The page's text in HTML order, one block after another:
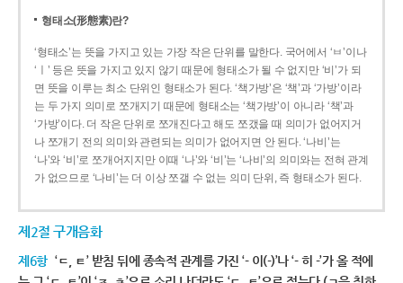
형태소(形態素)란?
‘형태소’는 뜻을 가지고 있는 가장 작은 단위를 말한다. 국어에서 ‘ㅂ’이나
‘ㅣ’ 등은 뜻을 가지고 있지 않기 때문에 형태소가 될 수 없지만 ‘비’가 되
면 뜻을 이루는 최소 단위인 형태소가 된다. ‘책가방’은 ‘책’과 ‘가방’이라
는 두 가지 의미로 쪼개지기 때문에 형태소는 ‘책가방’이 아니라 ‘책’과
‘가방’이다. 더 작은 단위로 쪼개진다고 해도 쪼갰을 때 의미가 없어지거
나 쪼개기 전의 의미와 관련되는 의미가 없어지면 안 된다. ‘나비’는
‘나’와 ‘비’로 쪼개어지지만 이때 ‘나’와 ‘비’는 ‘나비’의 의미와는 전혀 관계
가 없으므로 ‘나비’는 더 이상 쪼갤 수 없는 의미 단위, 즉 형태소가 된다.
제2절 구개음화
제6항 ‘ㄷ, ㅌ’ 받침 뒤에 종속적 관계를 가진 ‘- 이(-)’나 ‘- 히 -’가 올 적에